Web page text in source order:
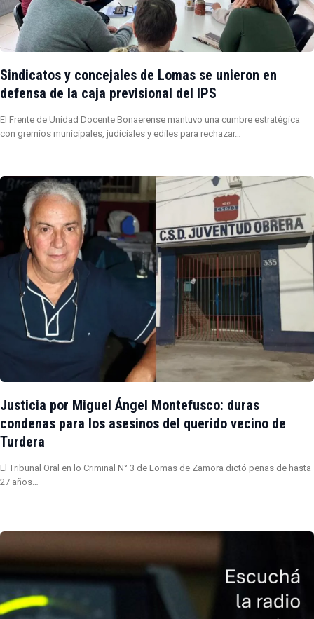
Sindicatos y concejales de Lomas se unieron en
defensa de la caja previsional del IPS
El Frente de Unidad Docente Bonaerense mantuvo una cumbre estratégica
con gremios municipales, judiciales y ediles para rechazar…
Justicia por Miguel Ángel Montefusco: duras
condenas para los asesinos del querido vecino de
Turdera
El Tribunal Oral en lo Criminal N° 3 de Lomas de Zamora dictó penas de hasta
27 años…